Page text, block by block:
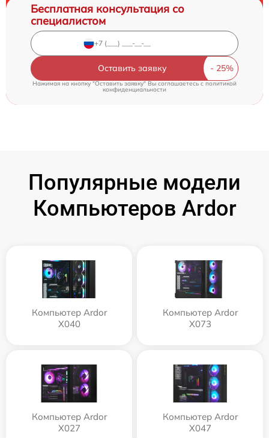
Бесплатная консультация со
специалистом
Оставить заявку
Нажимая на кнопку "Оставить заявку" Вы соглашаетесь cполитикой
конфиденциальности
Популярные модели
Компьютеров Ardor
Компьютер Ardor
X040
Компьютер Ardor
X073
Компьютер Ardor
X027
Компьютер Ardor
X047